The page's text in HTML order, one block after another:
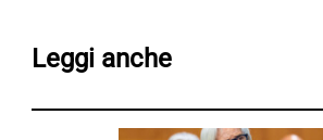
Leggi anche